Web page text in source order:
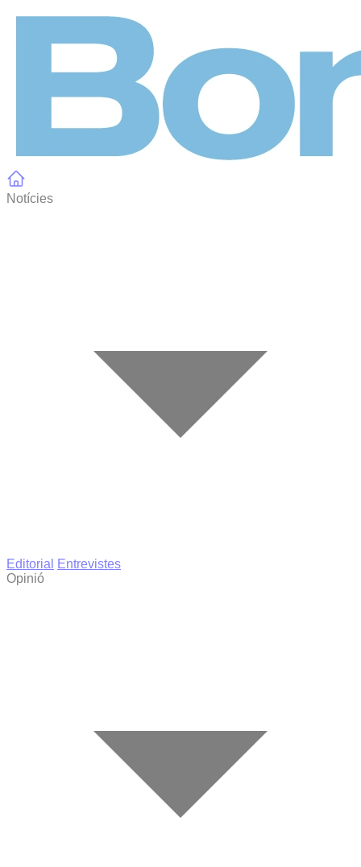
Notícies
Editorial
Entrevistes
Opinió